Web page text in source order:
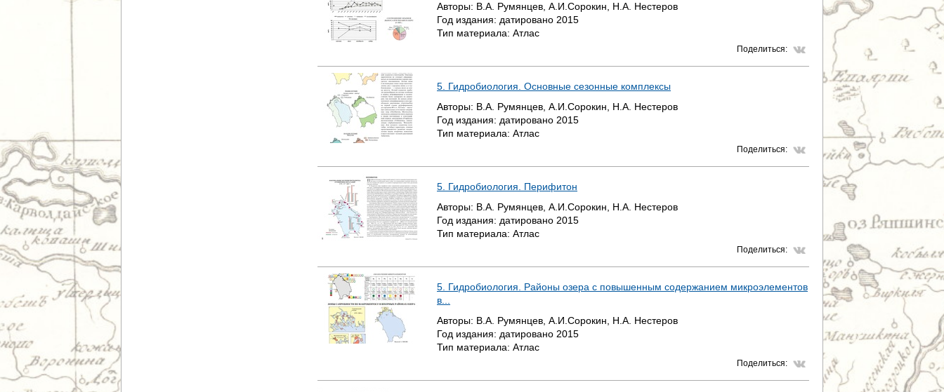
Авторы: В.А. Румянцев, А.И.Сорокин, Н.А. Нестеров
Год издания: датировано 2015
Тип материала: Атлас
Поделиться:
5. Гидробиология. Основные сезонные комплексы
Авторы: В.А. Румянцев, А.И.Сорокин, Н.А. Нестеров
Год издания: датировано 2015
Тип материала: Атлас
Поделиться:
5. Гидробиология. Перифитон
Авторы: В.А. Румянцев, А.И.Сорокин, Н.А. Нестеров
Год издания: датировано 2015
Тип материала: Атлас
Поделиться:
5. Гидробиология. Районы озера с повышенным содержанием микроэлементов
в...
Авторы: В.А. Румянцев, А.И.Сорокин, Н.А. Нестеров
Год издания: датировано 2015
Тип материала: Атлас
Поделиться: